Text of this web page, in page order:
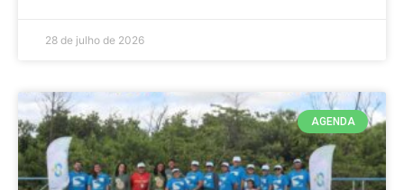
28 de julho de 2026
AGENDA